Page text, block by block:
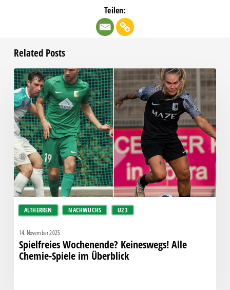
Teilen:
Related Posts
ALTHERREN NACHWUCHS U23
Spielfreies
Wochenende?
Keineswegs!
Alle
Chemie-
Spiele
im
Überblick
14. November 2025
Spielfreies Wochenende? Keineswegs! Alle
Chemie-Spiele im Überblick